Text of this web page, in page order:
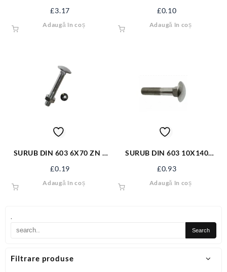
.
Filtrare produse
£3.17
Adaugă în coș
£0.10
Adaugă în coș
SURUB DIN 603 6X70 ZN +
£0.19
Adaugă în coș
SURUB DIN 603 10X140
£0.93
Adaugă în coș